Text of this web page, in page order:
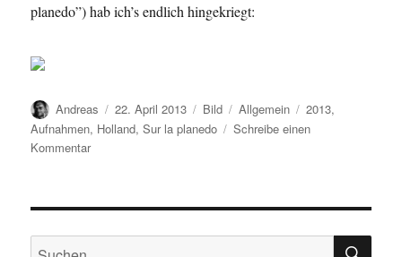
planedo”) hab ich’s endlich hingekriegt:
Autor
Andreas
Veröffentlicht
am
22. April 2013 Format
Bild Kategorien
Allgemein Schlagwörter
2013,
Aufnahmen, Holland,Sur la planedo
Schreibe einen
Kommentarzu
Suchen